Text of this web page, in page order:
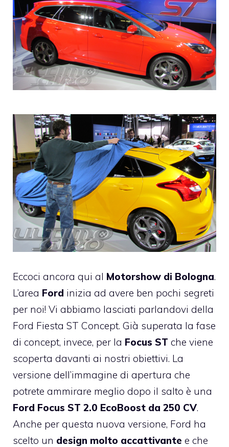
Eccoci ancora qui al Motorshow di Bologna.
L’area Ford inizia ad avere ben pochi segreti
per noi! Vi abbiamo lasciati parlandovi della
Ford Fiesta ST Concept. Già superata la fase
di concept, invece, per la Focus ST che viene
scoperta davanti ai nostri obiettivi. La
versione dell’immagine di apertura che
potrete ammirare meglio dopo il salto è una
Ford Focus ST 2.0 EcoBoost da 250 CV.
Anche per questa nuova versione, Ford ha
scelto un design molto accattivante e che